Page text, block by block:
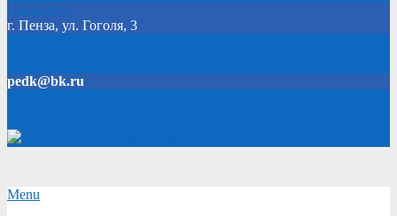
Click Here
г. Пенза, ул. Гоголя, 3
pedk@bk.ru
Secondary
Menu